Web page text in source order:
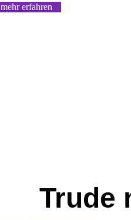
mehr erfahren
Trude